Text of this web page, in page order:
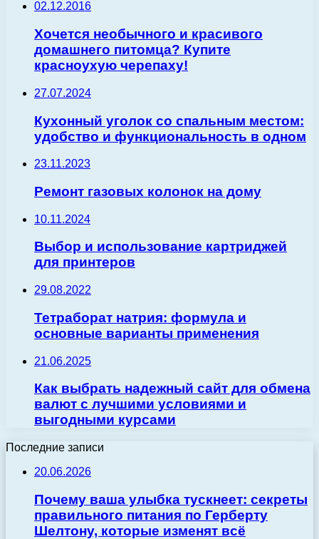
02.12.2016
Хочется необычного и красивого
домашнего питомца? Купите
красноухую черепаху!
27.07.2024
Кухонный уголок со спальным местом:
удобство и функциональность в одном
23.11.2023
Ремонт газовых колонок на дому
10.11.2024
Выбор и использование картриджей
для принтеров
29.08.2022
Тетраборат натрия: формула и
основные варианты применения
21.06.2025
Как выбрать надежный сайт для обмена
валют с лучшими условиями и
выгодными курсами
Последние записи
20.06.2026
Почему ваша улыбка тускнеет: секреты
правильного питания по Герберту
Шелтону, которые изменят всё